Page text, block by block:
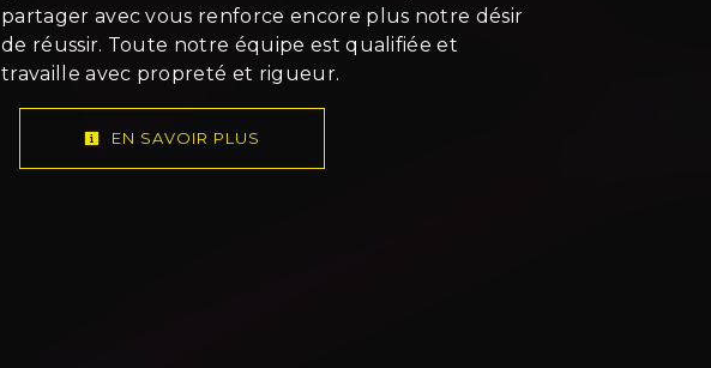
partager avec vous renforce encore plus notre désir
de réussir. Toute notre équipe est qualifiée et
travaille avec propreté et rigueur.
EN SAVOIR PLUS